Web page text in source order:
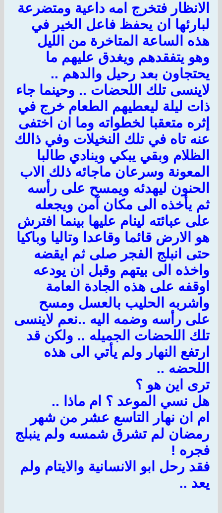
الانظار فتخرج امه داعية ومتضرعة
لبارئها ان يحفظ فاعل الخير في
هذه الساعة المتاخرة من الليل
وهو يتفقدهم ويغدق عليهم ما
يحتجاون بعد رحيل والدهم ..
لاينسى تلك اللحضات .. وحينما جاء
ذات ليلة ليعطيهم الطعام خرج في
إثره متعقبا لخطواته وما ان اختفى
عنه تاه في تلك النخيلات وفي ذالك
الظلام وبقي يبكي وينادي طالبا
المعونة وسرعان ماجائه ذلك الاب
الحنون ليهدئه ويمسح على رأسه
ثم يأخذه الى مكان آمن ويجعله
على عبائته لينام عليها بينما افترش
هو الارض قائما وقاعدا وتاليا وباكيا
حتى انبلج الفجر صلى ثم ايقضه
واخذه الى بيتهم وقبل ان يودعه
اوقفه على هذه الجادة العامة
واشربه الحليب بالعسل ومسح
على رأسه وضمه اليه ..نعم لاينسى
تلك اللحضات الجميله .. ولكن قد
ارتفع النهار ولم يأتي الى هذه
اللحضه ..
ترى اين هو ؟
هل نسي الموعد ؟ ام ماذا ..
ام ان نهار التاسع عشر من شهر
رمضان لم تشرق شمسه ولم ينبلج
فجره !
فقد رحل ابو الانسانية والايتام ولم
يعد ..